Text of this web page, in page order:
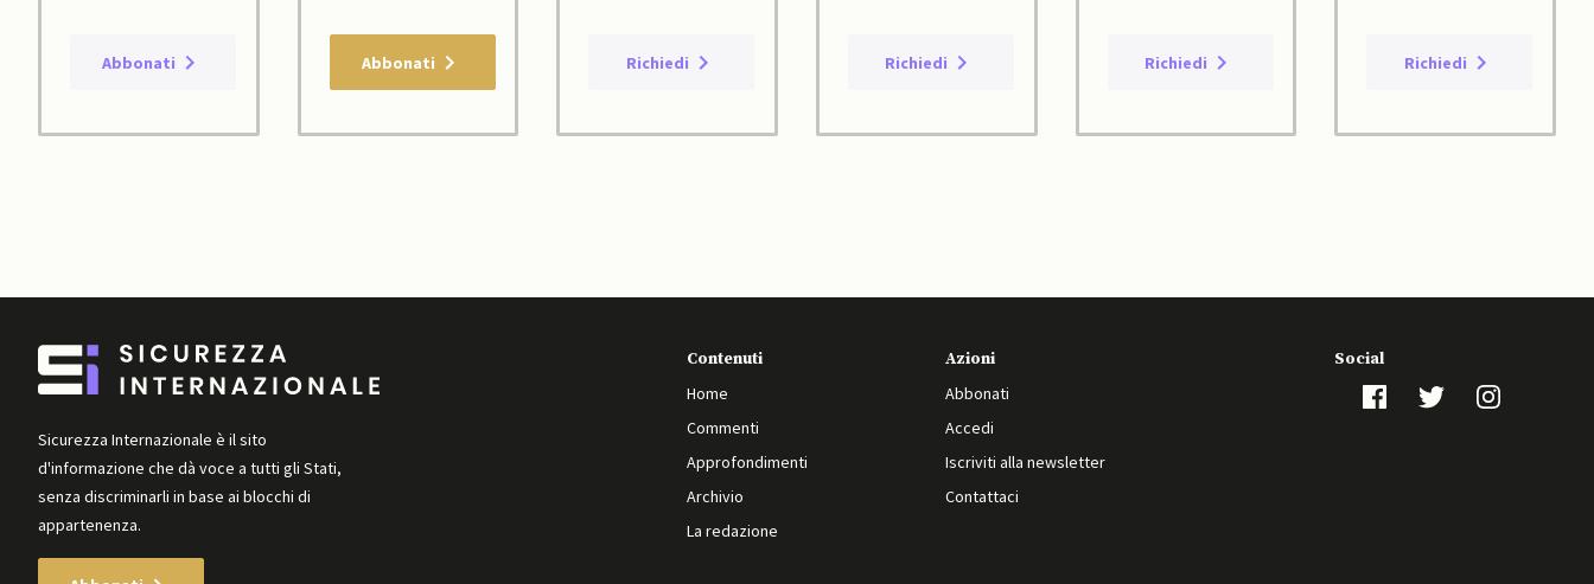
Abbonati Abbonati Richiedi Richiedi Richiedi Richiedi
Sicurezza Internazionale è il sito
d'informazione che dà voce a tutti gli Stati,
senza discriminarli in base ai blocchi di
appartenenza.
Contenuti
Home
Commenti
Approfondimenti
Archivio
La redazione
Azioni
Abbonati
Accedi
Iscriviti alla newsletter
Contattaci
Social